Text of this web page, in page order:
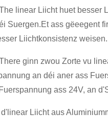
linear Liicht huet besser
Suergen.Et ass gëeegent
Liichtkonsistenz weisen.
ginn zwou Zorte vu
an déi aner ass
ass 24V, an
Liicht aus